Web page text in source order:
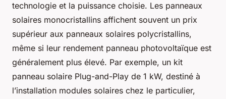
technologie et la puissance choisie. Les panneaux
solaires monocristallins affichent souvent un prix
supérieur aux panneaux solaires polycristallins,
même si leur rendement panneau photovoltaïque est
généralement plus élevé. Par exemple, un kit
panneau solaire Plug-and-Play de 1 kW, destiné à
l’installation modules solaires chez le particulier,